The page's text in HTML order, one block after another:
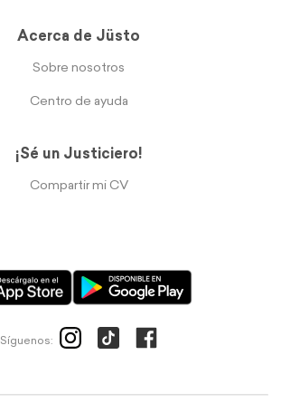
Acerca de Jüsto
Sobre nosotros
Centro de ayuda
¡Sé un Justiciero!
Compartir mi CV
Síguenos: